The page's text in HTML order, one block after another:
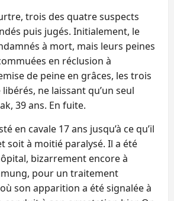
trois des quatre suspects
puis jugés. Initialement, le
à mort, mais leurs peines
en réclusion à
de peine en grâces, les trois
ne laissant qu’un seul
39 ans. En fuite.
en cavale 17 ans jusqu’à ce qu’il
soit à moitié paralysé. Il a été
bizarrement encore à
pour un traitement
son apparition a été signalée à